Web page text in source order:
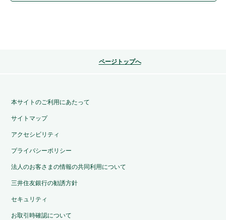
ページトップへ
本サイトのご利用にあたって
サイトマップ
アクセシビリティ
プライバシーポリシー
法人のお客さまの情報の共同利用について
三井住友銀行の勧誘方針
セキュリティ
お取引時確認について